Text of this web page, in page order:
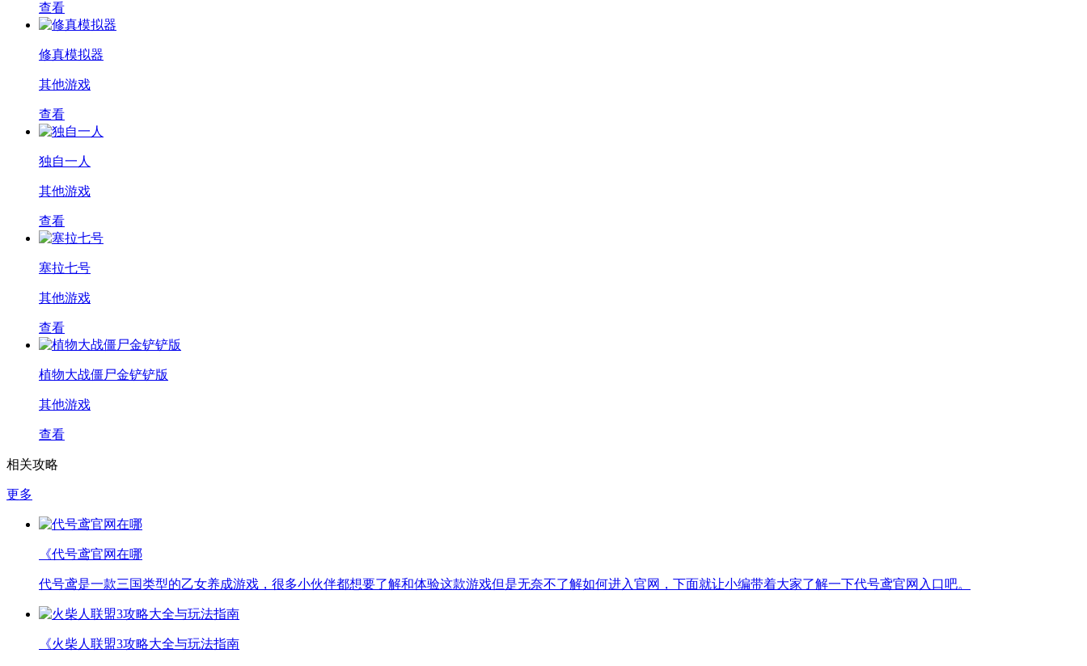
查看
修真模拟器
其他游戏
查看
独自一人
其他游戏
查看
塞拉七号
其他游戏
查看
植物大战僵尸金铲铲版
其他游戏
查看
相关攻略
更多
《代号鸢官网在哪
代号鸢是一款三国类型的乙女养成游戏，很多小伙伴都想要了解和体验这款游戏但是无奈不了解如何进入官网，下面就让小编带着大家了解一下代号鸢官网入口吧。
《火柴人联盟3攻略大全与玩法指南